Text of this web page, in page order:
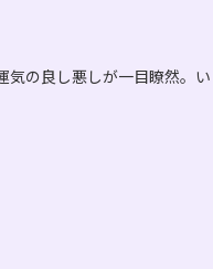
気の良し悪しが一目瞭然。い